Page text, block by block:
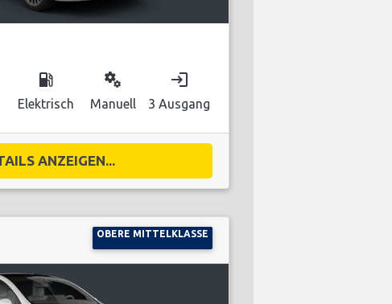
local_gas_station
Elektrisch
miscellaneous_services
Manuell
login
3 Ausgang
ANZEIGEN...
OBERE MITTELKLASSE